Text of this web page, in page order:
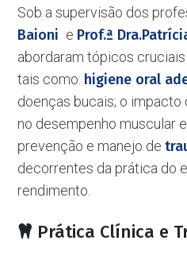
Sob a supervisão dos
Baioni e Prof.ª
abordaram tópicos
tais como: higiene oral
doenças bucais; o
no desempenho muscular
prevenção e manejo de
decorrentes da prática do
rendimento.
Prática Clínica e